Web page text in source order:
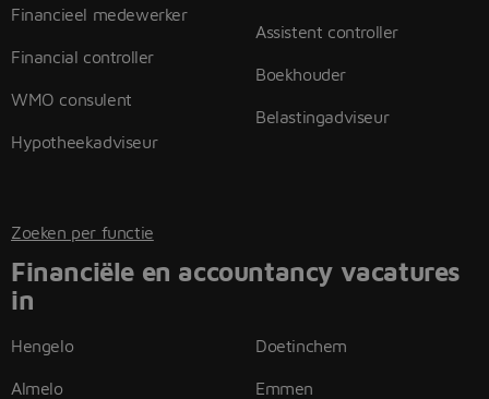
Financieel medewerker
Financial controller
WMO consulent
Hypotheekadviseur
Assistent controller
Boekhouder
Belastingadviseur
Zoeken per functie
Financiële en accountancy vacatures
in
Hengelo
Almelo
Doetinchem
Emmen